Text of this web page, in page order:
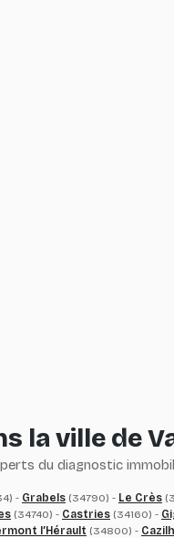
la ville de
du diagnostic
- Grabels (34790) - Le Crès
(34740) - Castries (34160) -
l’Hérault (34800) -